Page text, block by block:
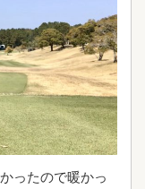
ったので暖かっ